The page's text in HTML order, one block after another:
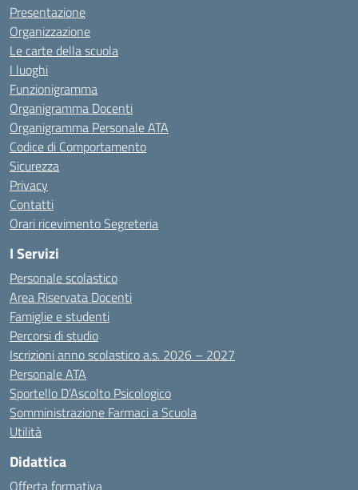
Presentazione
Organizzazione
Le carte della scuola
I luoghi
Funzionigramma
Organigramma Docenti
Organigramma Personale ATA
Codice di Comportamento
Sicurezza
Privacy
Contatti
Orari ricevimento Segreteria
I Servizi
Personale scolastico
Area Riservata Docenti
Famiglie e studenti
Percorsi di studio
Iscrizioni anno scolastico a.s. 2026 – 2027
Personale ATA
Sportello D’Ascolto Psicologico
Somministrazione Farmaci a Scuola
Utilità
Didattica
Offerta formativa